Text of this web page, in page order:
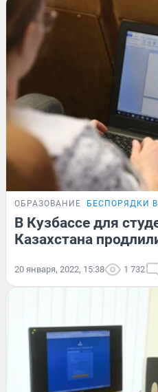
ОБРАЗОВАНИЕ БЕСПОРЯДКИ
В Кузбассе для
Казахстана
20 января, 2022, 15:38 1 732